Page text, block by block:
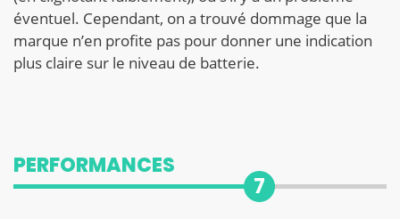
éventuel. Cependant, on a trouvé dommage que la
marque n’en profite pas pour donner une indication
plus claire sur le niveau de batterie.
PERFORMANCES
7